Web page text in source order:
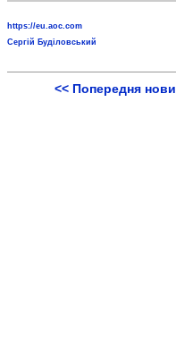
https://eu.aoc.com
Сергій Буділовський
<< Попередня